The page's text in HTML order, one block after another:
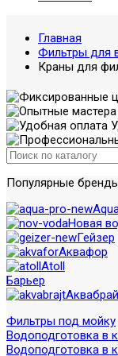
Главная
Фильтры для
Краны для
Популярные
Новая
Гейзер
Аквафор
Atoll
Барьер
Фильтры под мойку
Водоподготовка в
Водоподготовка в